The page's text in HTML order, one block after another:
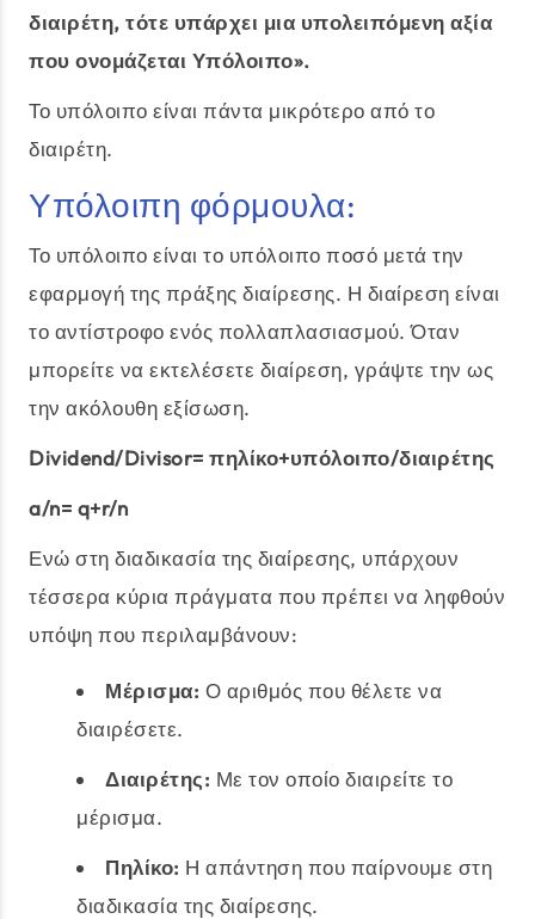
διαιρέτη, τότε υπάρχει μια υπολειπόμενη αξία
που ονομάζεται Υπόλοιπο».
Το υπόλοιπο είναι πάντα μικρότερο από το
διαιρέτη.
Υπόλοιπη φόρμουλα:
Το υπόλοιπο είναι το υπόλοιπο ποσό μετά την
εφαρμογή της πράξης διαίρεσης. Η διαίρεση είναι
το αντίστροφο ενός πολλαπλασιασμού. Όταν
μπορείτε να εκτελέσετε διαίρεση, γράψτε την ως
την ακόλουθη εξίσωση.
Dividend/Divisor= πηλίκο+υπόλοιπο/διαιρέτης
a/n= q+r/n
Ενώ στη διαδικασία της διαίρεσης, υπάρχουν
τέσσερα κύρια πράγματα που πρέπει να ληφθούν
υπόψη που περιλαμβάνουν:
Μέρισμα: Ο αριθμός που θέλετε να
διαιρέσετε.
Διαιρέτης: Με τον οποίο διαιρείτε το
μέρισμα.
Πηλίκο: Η απάντηση που παίρνουμε στη
διαδικασία της διαίρεσης.